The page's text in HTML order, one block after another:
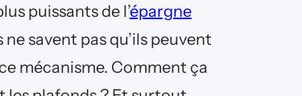
puissants de l’épargne
savent pas qu’ils peuvent
mécanisme. Comment ça